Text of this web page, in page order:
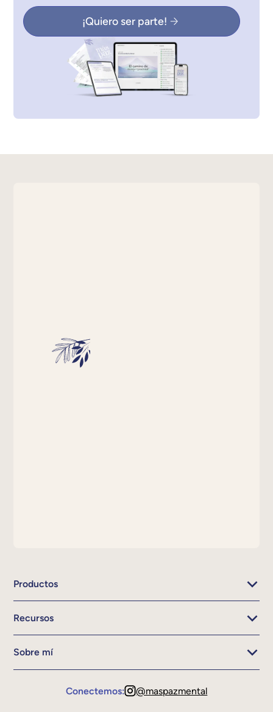
¡Quiero ser parte!
Productos
Recursos
Sobre mí
Conectemos: @maspazmental